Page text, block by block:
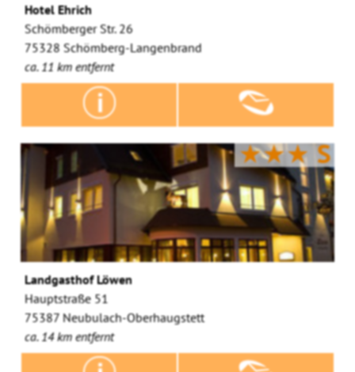
Hotel Ehrich
Schömberger Str. 26
75328 Schömberg-Langenbrand
ca. 11 km entfernt
★★★S
Landgasthof Löwen
Hauptstraße 51
75387 Neubulach-Oberhaugstett
ca. 14 km entfernt